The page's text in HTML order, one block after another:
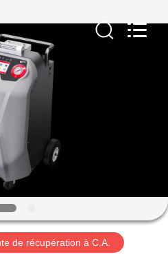
de récupération à C.A.